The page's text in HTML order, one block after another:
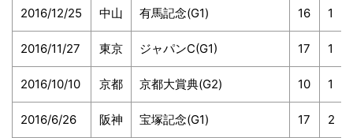
2016/12/25 中山 有馬記念(G1) 16 1
2016/11/27 東京 ジャパンC(G1) 17 1
2016/10/10 京都 京都大賞典(G2) 10 1
2016/6/26 阪神 宝塚記念(G1) 17 2